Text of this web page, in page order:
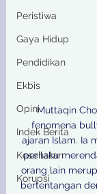
Peristiwa
Gaya Hidup
Pendidikan
Ekbis
Opini
Indek Berita
Kesehatan
Korupsi
Muttaqin
fenomena
ajaran Islam. Ia
perilaku
orang lain
bertentangan